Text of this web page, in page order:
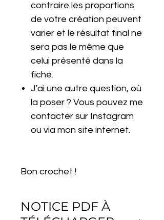
contraire les proportions
de votre création peuvent
varier et le résultat final ne
sera pas le même que
celui présenté dans la
fiche.
J’ai une autre question, où
la poser ? Vous pouvez me
contacter sur Instagram
ou via mon site internet.
Bon crochet !
NOTICE PDF À